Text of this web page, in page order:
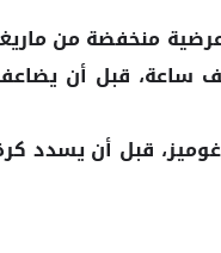
منخفضة من
ساعة، قبل أن
قبل أن يسدد